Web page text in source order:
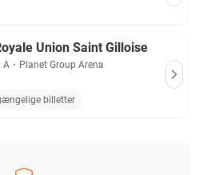
Union Saint Gilloise
A ・ Planet Group Arena
billetter